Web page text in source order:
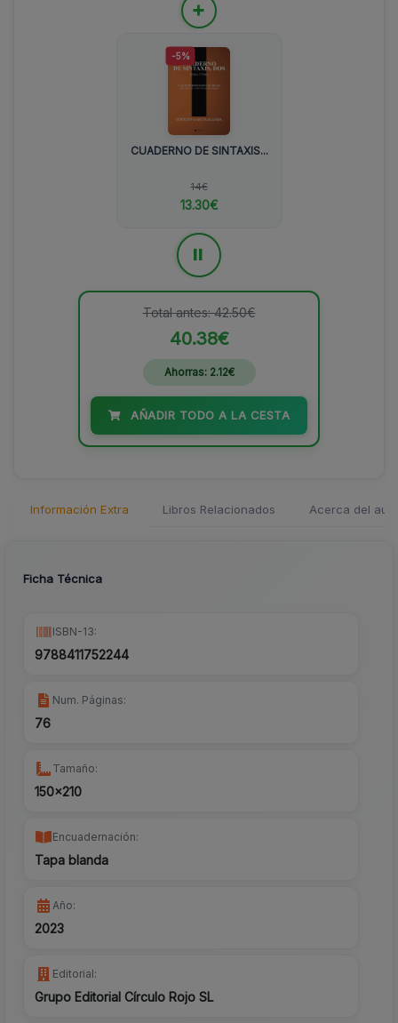
+
-5%
CUADERNO DE SINTAXIS...
14€
13.30€
Total antes: 42.50€
40.38€
Ahorras: 2.12€
AÑADIR TODO A LA CESTA
Información Extra Libros Relacionados Acerca del
Ficha Técnica
ISBN-13:
9788411752244
Num. Páginas:
76
Tamaño:
150x210
Encuadernación:
Tapa blanda
Año:
2023
Editorial:
Grupo Editorial Círculo Rojo SL